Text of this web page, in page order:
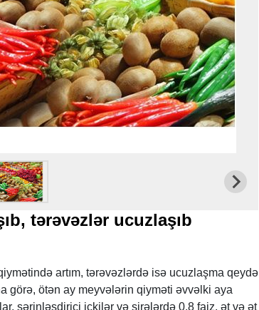
tərəvəzlər ucuzlaşıb
artım, tərəvəzlərdə isə ucuzlaşma qeydə
görə, ötən ay meyvələrin qiyməti əvvəlki aya
sərinləşdirici içkilər və şirələrdə 0,8 faiz, ət və ət